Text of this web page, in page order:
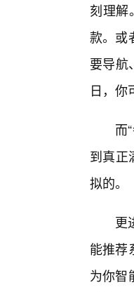
刻理解
款。或
要导航
日，你
而
到真正
拟的。
更
能推荐
为你智